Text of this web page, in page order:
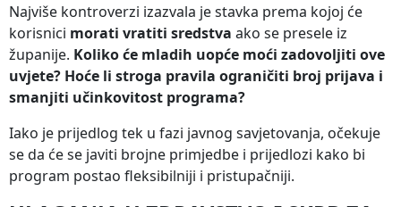
Najviše kontroverzi izazvala je stavka prema kojoj će
korisnici morati vratiti sredstva ako se presele iz
županije. Koliko će mladih uopće moći zadovoljiti ove
uvjete? Hoće li stroga pravila ograničiti broj prijava i
smanjiti učinkovitost programa?
Iako je prijedlog tek u fazi javnog savjetovanja, očekuje
se da će se javiti brojne primjedbe i prijedlozi kako bi
program postao fleksibilniji i pristupačniji.